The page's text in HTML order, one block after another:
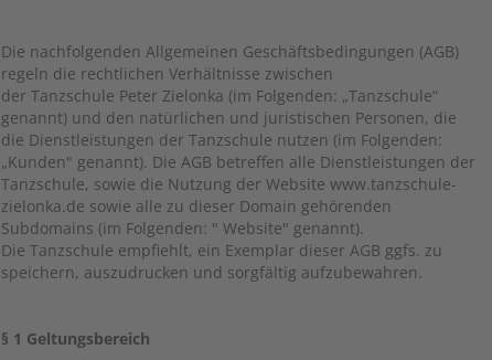
Die nachfolgenden Allgemeinen Geschäftsbedingungen (AGB)
regeln die rechtlichen Verhältnisse zwischen
der Tanzschule Peter Zielonka (im Folgenden: „Tanzschule“
genannt) und den natürlichen und juristischen Personen, die
die Dienstleistungen der Tanzschule nutzen (im Folgenden:
„Kunden" genannt). Die AGB betreffen alle Dienstleistungen der
Tanzschule, sowie die Nutzung der Website www.tanzschule-
zielonka.de sowie alle zu dieser Domain gehörenden
Subdomains (im Folgenden: " Website" genannt).
Die Tanzschule empfiehlt, ein Exemplar dieser AGB ggfs. zu
speichern, auszudrucken und sorgfältig aufzubewahren.
§ 1 Geltungsbereich